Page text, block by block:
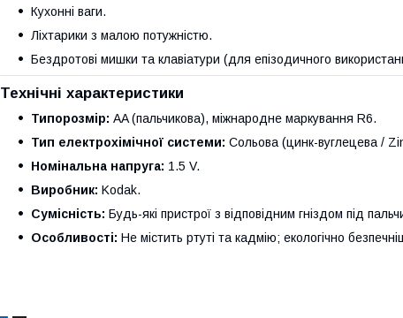
Кухонні ваги.
Ліхтарики з малою потужністю.
Бездротові мишки та клавіатури (для епізодичного
Технічні характеристики
Типорозмір: AA (пальчикова), міжнародне маркування R6.
Тип електрохімічної системи: Сольова (цинк-вуглецева /
Номінальна напруга: 1.5 V.
Виробник: Kodak.
Сумісність: Будь-які пристрої з відповідним гніздом під
Особливості: Не містить ртуті та кадмію; екологічно